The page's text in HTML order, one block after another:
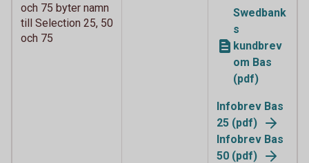
och 75 byter namn
till Selection 25, 50
och 75
Swedbank
s
kundbrev
om Bas
(pdf)
Infobrev Bas
25 (pdf)
Infobrev Bas
50 (pdf)